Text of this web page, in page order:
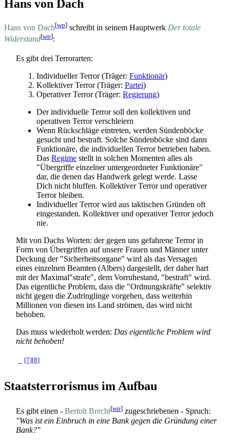
Hans von Dach
Hans von Dach[wp] schreibt in seinem Hauptwerk Der totale
Widerstand[wp]:
Es gibt drei Terrorarten:
Individueller Terror (Träger: Funktionär)
Kollektiver Terror (Träger: Partei)
Operativer Terror (Träger: Regierung)
Der individuelle Terror soll den kollektiven und
operativen Terror verschleiern
Wenn Rückschläge eintreten, werden Sündenböcke
gesucht und bestraft. Solche Sündenböcke sind dann
Funktionäre, die individuellen Terror betrieben haben.
Das Regime stellt in solchen Momenten alles als
"Übergriffe einzelner untergeordneter Funktionäre"
dar, die denen das Handwerk gelegt werde. Lasse
Dich nicht bluffen. Kollektiver Terror und operativer
Terror bleiben.
Individueller Terror wird aus taktischen Gründen oft
eingestanden. Kollektiver und operativer Terror jedoch
nie.
Mit von Dachs Worten: der gegen uns gefahrene Terror in
Form von Übergriffen auf unsere Frauen und Männer unter
Deckung der "Sicherheits­organe" wird als das Versagen
eines einzelnen Beamten (Albers) dargestellt, der daher hart
mit der Maximal"strafe", dem Vorruhestand, "bestraft" wird.
Das eigentliche Problem, dass die "Ordnungs­kräfte" selektiv
nicht gegen die Zudringlinge vorgehen, dass weiterhin
Millionen von diesen ins Land strömen, das wird nicht
behoben.
Das muss wiederholt werden: Das eigentliche Problem wird
nicht behoben!
– [7][8]
Staatsterrorismus im Aufbau
Es gibt einen - Bertolt Brecht[wp] zugeschriebenen - Spruch:
"Was ist ein Einbruch in eine Bank gegen die Gründung einer
Bank?"